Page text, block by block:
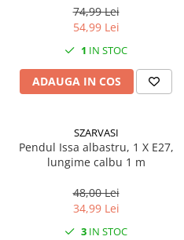
74,99 Lei
54,99 Lei
1 IN STOC
ADAUGA IN COS
SZARVASI
Pendul Issa albastru, 1 X E27,
lungime calbu 1 m
48,00 Lei
34,99 Lei
3 IN STOC